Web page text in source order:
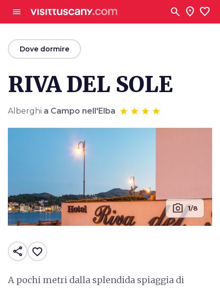
menu search location_on favorite
arrow_backDove dormire
RIVA DEL SOLE
Alberghi a Campo nell'Elba
photo_camera 1/8
share favorite_border
A pochi metri dalla splendida spiaggia di